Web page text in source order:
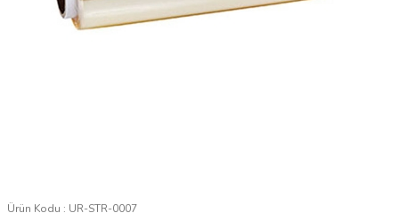
Ürün Kodu : UR-STR-0007